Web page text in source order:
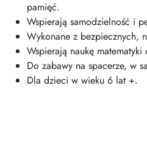
pamięć.
Wspierają samodzielność i
Wykonane z bezpiecznych,
Wspierają naukę
Do zabawy na spacerze, w
Dla dzieci w wieku 6 lat +.